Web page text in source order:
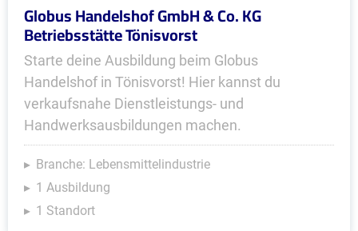
Globus Handelshof GmbH & Co. KG
Betriebsstätte Tönisvorst
Starte deine Ausbildung beim Globus
Handelshof in Tönisvorst! Hier kannst du
verkaufsnahe Dienstleistungs- und
Handwerksausbildungen machen.
Branche: Lebensmittelindustrie
1 Ausbildung
1 Standort